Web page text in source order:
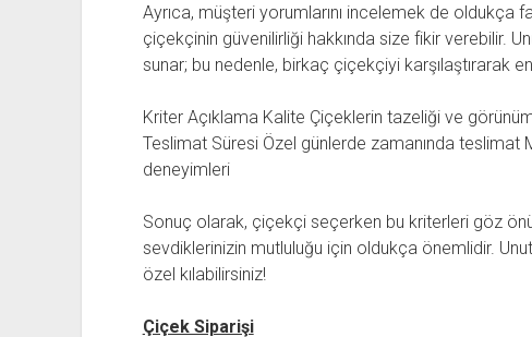
Ayrıca, müşteri yorumlarını incelemek de oldukça
çiçekçinin güvenilirliği hakkında size fikir verebilir.
sunar; bu nedenle, birkaç çiçekçiyi karşılaştırarak
Kriter Açıklama Kalite Çiçeklerin tazeliği ve
Teslimat Süresi Özel günlerde zamanında teslimat
deneyimleri
Sonuç olarak, çiçekçi seçerken bu kriterleri göz
sevdiklerinizin mutluluğu için oldukça önemlidir.
özel kılabilirsiniz!
Çiçek Siparişi